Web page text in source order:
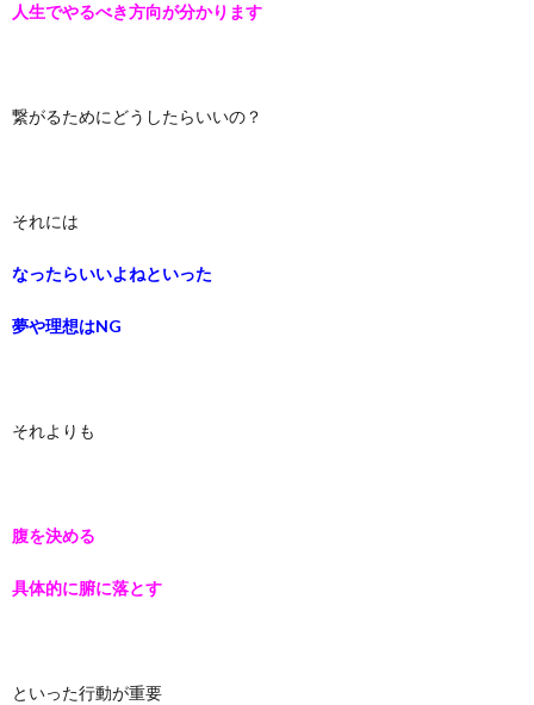
人生でやるべき方向が分かります
繋がるためにどうしたらいいの？
それには
なったらいいよねといった
夢や理想はNG
それよりも
腹を決める
具体的に腑に落とす
といった行動が重要